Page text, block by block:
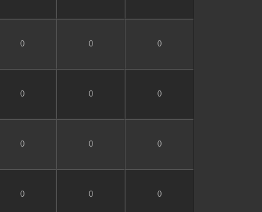
0 0 0
0 0 0
0 0 0
0 0 0